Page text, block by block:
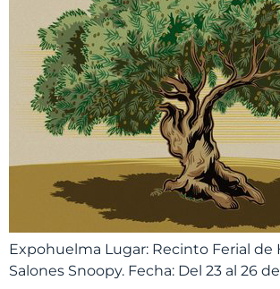
Expohuelma Lugar: Recinto Ferial de
Salones Snoopy. Fecha: Del 23 al 26